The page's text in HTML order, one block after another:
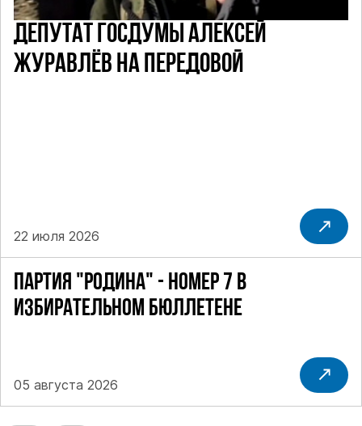
ПАРТИЯ "РОДИНА" - НОМЕР 7 В
ИЗБИРАТЕЛЬНОМ БЮЛЛЕТЕНЕ
05 августа 2026
ДЕПУТАТ ГОСДУМЫ АЛЕКСЕЙ
ЖУРАВЛЁВ НА ПЕРЕДОВОЙ
22 июля 2026